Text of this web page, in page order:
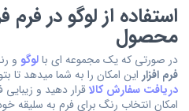
استفاده از لوگو در
محصول
در صورتی که یک مجموعه ای بالوگو و
فرم افزار این امکان را به شما میدهد تا
دریافت سفارش کالاقرار دهید و
امکان انتخاب رنگ برای فرم به سلیقه